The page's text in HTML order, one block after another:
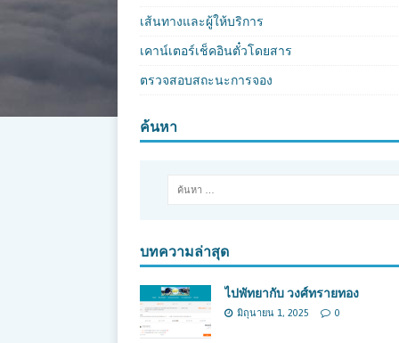
เส้นทางและผู้ให้บริการ
เคาน์เตอร์เช็คอินตั๋วโดยสาร
ตรวจสอบสถะนะการจอง
ค้นหา
บทความล่าสุด
ไปพัทยากับ วงศ์ทรายทอง
มิถุนายน 1, 2025 0